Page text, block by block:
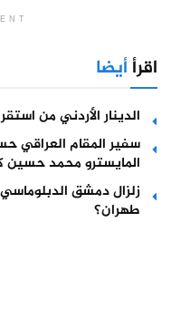
اقرأأيضا
الدينار الأردني من
سفير المقام العراقي
المايسترو محمد حسين
زلزال دمشق
طهران؟